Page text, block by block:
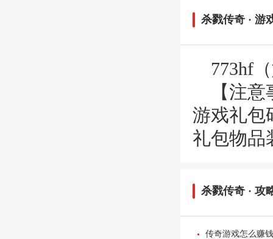
杀戮传奇 · 游
773hf
【注
游戏礼包
礼包物品
杀戮传奇 · 攻
传奇游戏怎么赚